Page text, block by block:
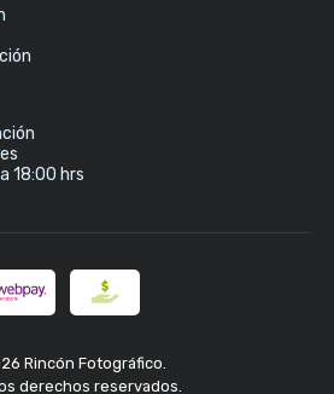
18:00 hrs
Rincón Fotográfico.
derechos reservados.